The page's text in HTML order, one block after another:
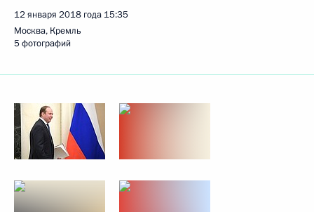
12 января 2018 года 15:35
Москва, Кремль
5 фотографий